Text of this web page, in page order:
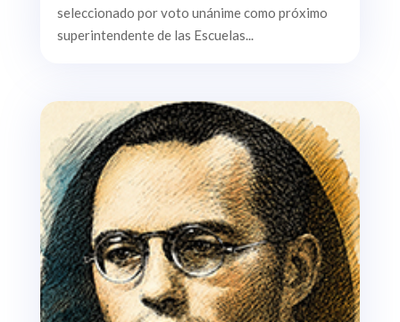
seleccionado por voto unánime como próximo
superintendente de las Escuelas...